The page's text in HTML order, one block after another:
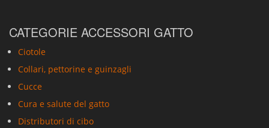
CATEGORIE ACCESSORI GATTO
Ciotole
Collari, pettorine e guinzagli
Cucce
Cura e salute del gatto
Distributori di cibo